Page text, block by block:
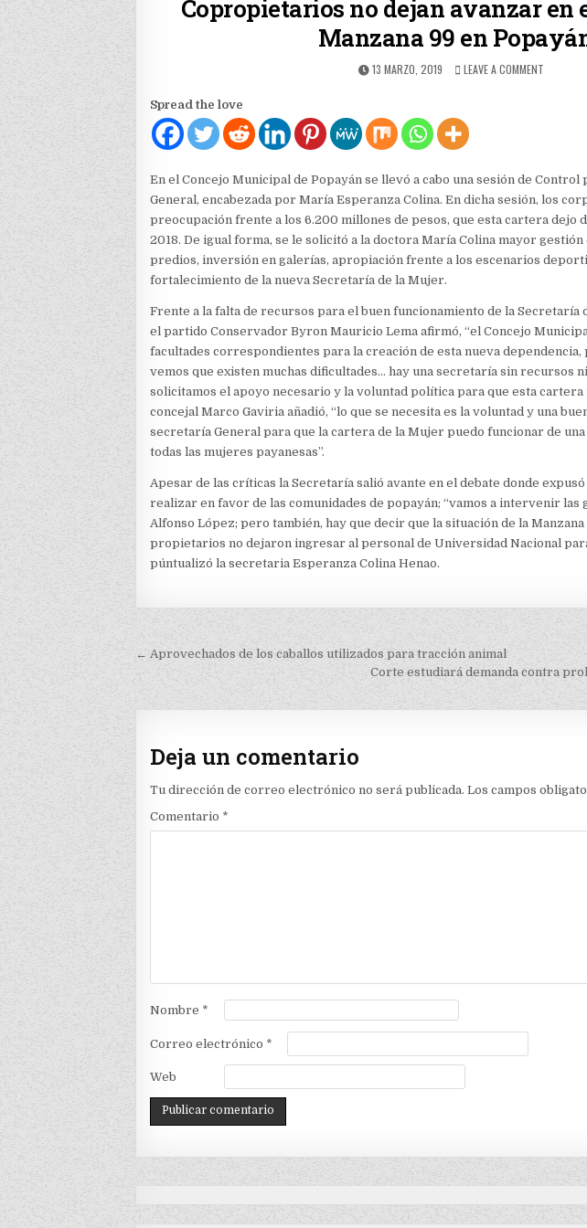
Copropietarios no dejan avanzar en
Manzana 99 en
PUBLISHED
13 MARZO, 2019 LEAVE A COMMENTON
DE
LA
MANZANA
99
EN
POPAYÁN
Spread the love
En el Concejo Municipal de Popayán se llevó a cabo una sesión de
General, encabezada por María Esperanza Colina. En dicha sesión, los
preocupación frente a los 6.200 millones de pesos, que esta cartera dejo
2018. De igual forma, se le solicitó a la doctora María Colina mayor gestión
predios, inversión en galerías, apropiación frente a los escenarios
fortalecimiento de la nueva Secretaría de la Mujer.
Frente a la falta de recursos para el buen funcionamiento de la Secretaría
el partido Conservador Byron Mauricio Lema afirmó, “el Concejo
facultades correspondientes para la creación de esta nueva
vemos que existen muchas dificultades… hay una secretaría sin recursos
solicitamos el apoyo necesario y la voluntad política para que esta
concejal Marco Gaviria añadió, “lo que se necesita es la voluntad y una
secretaría General para que la cartera de la Mujer puedo funcionar de
todas las mujeres payanesas”.
Apesar de las críticas la Secretaría salió avante en el debate donde
realizar en favor de las comunidades de popayán; “vamos a intervenir las
Alfonso López; pero también, hay que decir que la situación de la
propietarios no dejaron ingresar al personal de Universidad Nacional
púntualizó la secretaria Esperanza Colina Henao.
Navegación
entradas
← Aprovechados de los caballos utilizados para tracción animal
Corte estudiará demanda contra
Deja un comentario
Tu dirección de correo electrónico no será publicada. Los campos
Comentario *
Nombre *
Correo electrónico *
Web